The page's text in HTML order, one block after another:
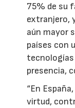
75% de su
extranjero,
aún mayor
países con
tecnologías
presencia,
“En
virtud,